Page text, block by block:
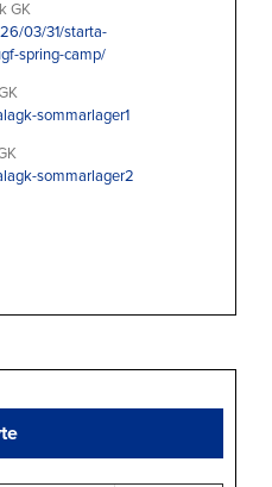
GK
03/31/starta-
spring-camp/
sommarlager1
sommarlager2